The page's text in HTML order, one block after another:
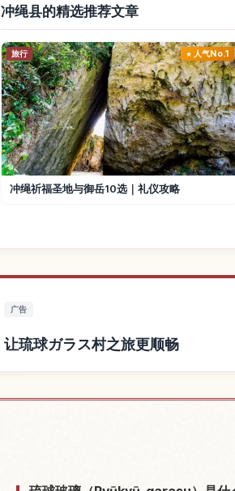
冲绳县的精选推荐文章
旅行 人气No.1
冲绳祈福圣地与御岳10选｜礼仪攻略
广告
让琉球ガラス村之旅更顺畅